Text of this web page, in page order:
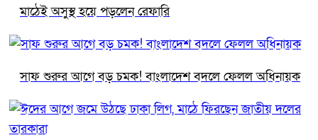
মাঠেই অসুস্থ হয়ে পড়লেন রেফারি
সাফ শুরুর আগে বড় চমক! বাংলাদেশ বদলে ফেলল অধিনায়ক